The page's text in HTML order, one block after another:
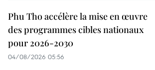
Phu Tho accélère la mise en œuvre
des programmes cibles nationaux
pour 2026-2030
04/08/2026 05:56